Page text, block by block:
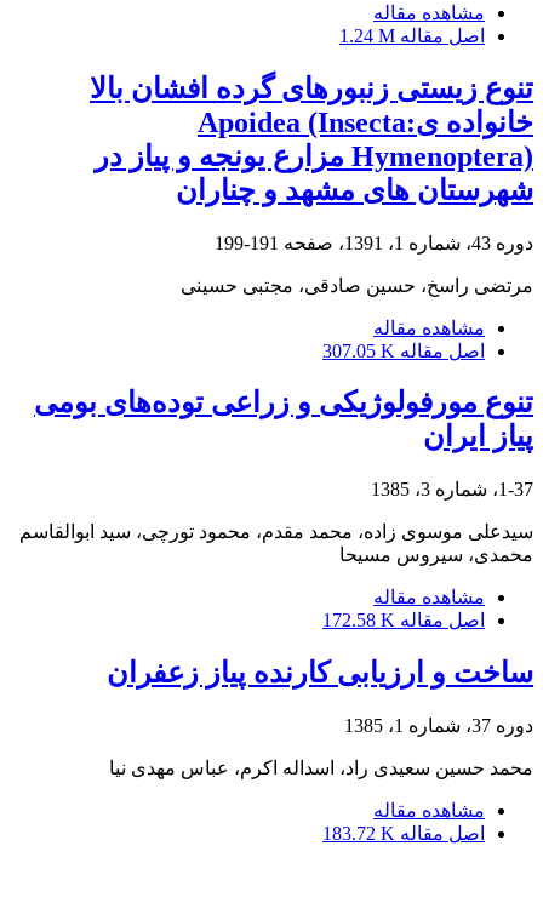
مشاهده مقاله
اصل مقاله 1.24 M
تنوع زیستی زنبورهای گرده افشان بالا
خانواده یApoidea (Insecta:
Hymenoptera) مزارع یونجه و پیاز در
شهرستان های مشهد و چناران
دوره 43، شماره 1، 1391، صفحه 191-199
مرتضی راسخ، حسین صادقی، مجتبی حسینی
مشاهده مقاله
اصل مقاله 307.05 K
تنوع مورفولوژیکی و زراعی توده‌های بومی
پیاز ایران
1-37، شماره 3، 1385
سیدعلی موسوی زاده، محمد مقدم، محمود تورچی، سید ابوالقاسم
محمدی، سیروس مسیحا
مشاهده مقاله
اصل مقاله 172.58 K
ساخت و ارزیابی کارنده پیاز زعفران
دوره 37، شماره 1، 1385
محمد حسین سعیدی راد، اسداله اکرم، عباس مهدی نیا
مشاهده مقاله
اصل مقاله 183.72 K